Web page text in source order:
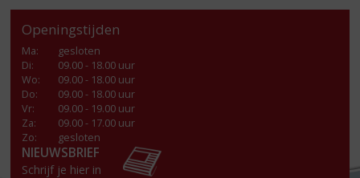
Openingstijden
Ma:
gesloten
Di:
09.00 - 18.00 uur
Wo:
09.00 - 18.00 uur
Do:
09.00 - 18.00 uur
Vr:
09.00 - 19.00 uur
Za:
09.00 - 17.00 uur
Zo:
gesloten
NIEUWSBRIEF
Schrijf je hier in